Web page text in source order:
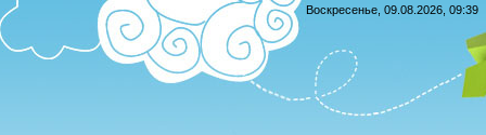
Воскресенье, 09.08.2026, 09:39